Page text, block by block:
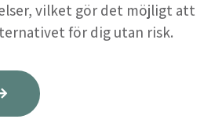
vilket gör det möjligt att
för dig utan risk.